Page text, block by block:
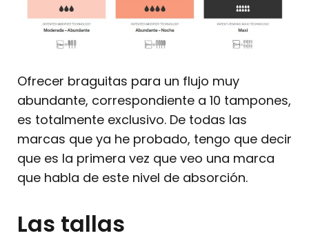
Ofrecer braguitas para un flujo muy
abundante, correspondiente a 10 tampones,
es totalmente exclusivo. De todas las
marcas que ya he probado, tengo que decir
que es la primera vez que veo una marca
que habla de este nivel de absorción.
Las tallas